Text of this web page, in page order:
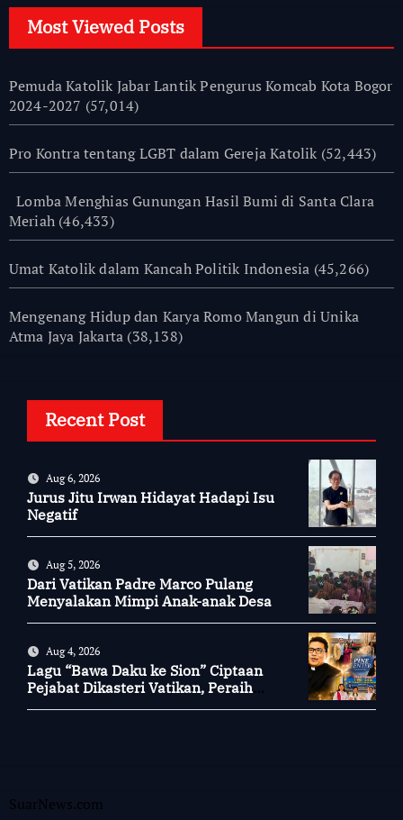
Most Viewed Posts
Pemuda Katolik Jabar Lantik Pengurus Komcab Kota Bogor
2024-2027 (57,014)
Pro Kontra tentang LGBT dalam Gereja Katolik (52,443)
Lomba Menghias Gunungan Hasil Bumi di Santa Clara
Meriah (46,433)
Umat Katolik dalam Kancah Politik Indonesia (45,266)
Mengenang Hidup dan Karya Romo Mangun di Unika
Atma Jaya Jakarta (38,138)
Recent Post
Aug 6, 2026
Jurus Jitu Irwan Hidayat Hadapi Isu
Negatif
Aug 5, 2026
Dari Vatikan Padre Marco Pulang
Menyalakan Mimpi Anak-anak Desa
Aug 4, 2026
Lagu “Bawa Daku ke Sion” Ciptaan
Pejabat Dikasteri Vatikan, Peraih
SuarNews.com